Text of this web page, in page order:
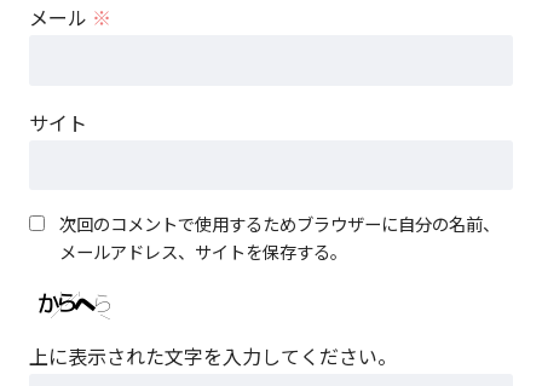
メール ※
サイト
次回のコメントで使用するためブラウザーに自分の名前、
メールアドレス、サイトを保存する。
上に表示された文字を入力してください。